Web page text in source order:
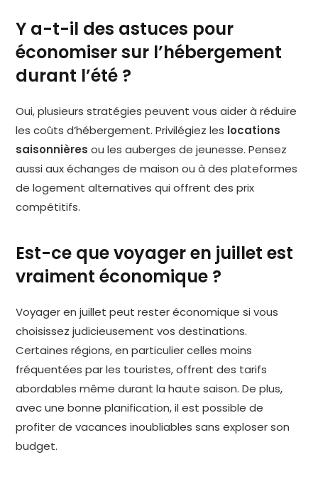
Y a-t-il des astuces pour
économiser sur l’hébergement
durant l’été ?
Oui, plusieurs stratégies peuvent vous aider à réduire
les coûts d’hébergement. Privilégiez les locations
saisonnières ou les auberges de jeunesse. Pensez
aussi aux échanges de maison ou à des plateformes
de logement alternatives qui offrent des prix
compétitifs.
Est-ce que voyager en juillet est
vraiment économique ?
Voyager en juillet peut rester économique si vous
choisissez judicieusement vos destinations.
Certaines régions, en particulier celles moins
fréquentées par les touristes, offrent des tarifs
abordables même durant la haute saison. De plus,
avec une bonne planification, il est possible de
profiter de vacances inoubliables sans exploser son
budget.